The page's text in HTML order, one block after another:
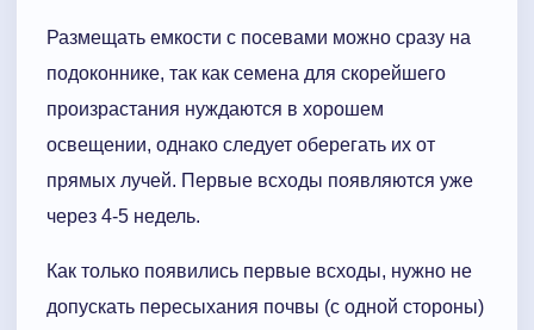
Размещать емкости с посевами можно сразу на
подоконнике, так как семена для скорейшего
произрастания нуждаются в хорошем
освещении, однако следует оберегать их от
прямых лучей. Первые всходы появляются уже
через 4-5 недель.
Как только появились первые всходы, нужно не
допускать пересыхания почвы (с одной стороны)